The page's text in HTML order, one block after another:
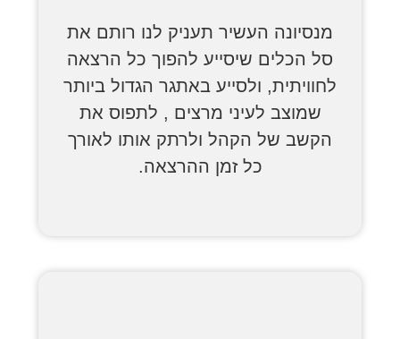
מנסיונה העשיר תעניק לנו רותם את
סל הכלים שיסייע להפוך כל הרצאה
לחוויתית, ולסייע באתגר הגדול ביותר
שמוצב לעיני מרצים , לתפוס את
הקשב של הקהל ולרתק אותו לאורך
כל זמן ההרצאה.